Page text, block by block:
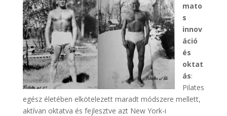
mato
s
innov
áció
és
oktat
ás:
Pilates
egész életében elkötelezett maradt módszere mellett,
aktívan oktatva és fejlesztve azt New York-i